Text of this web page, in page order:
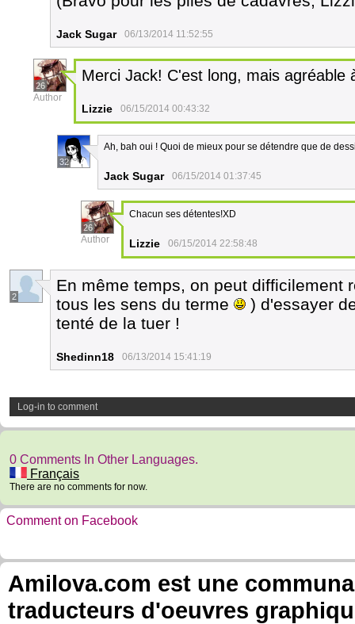
Jack Sugar 06/13/2014 11:52:55
26
Author
Merci Jack! C'est long, mais agréable
Lizzie 06/15/2014 00:43:32
32
Ah, bah oui ! Quoi de mieux pour se détendre que de
Jack Sugar 06/15/2014 01:37:45
26
Author
Chacun ses détentes!XD
Lizzie 06/15/2014 22:58:48
2
En même temps, on peut difficilement
tous les sens du terme
) d'essayer
tenté de la tuer !
Shedinn18 06/13/2014 15:41:19
Log-in to comment
0 Comments In Other Languages.
Français
There are no comments for now.
Comment on Facebook
Amilova.com est une
traducteurs d'oeuvres